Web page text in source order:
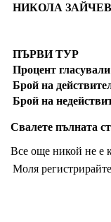
НИКОЛА ЗАЙЧЕВ
ПЪРВИ ТУР
Процент гласували
Брой на
Брой на
Свалете пълната
Все още никой не е
Моля